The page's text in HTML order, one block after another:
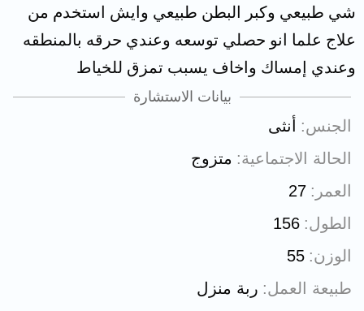
شي طبيعي وكبر البطن طبيعي وايش استخدم من
علاج علما انو حصلي توسعه وعندي حرقه بالمنطقه
وعندي إمساك واخاف يسبب تمزق للخياط
بيانات الاستشارة
الجنس
أنثى
الحالة الاجتماعية
متزوج
العمر
27
الطول 156
الوزن 55
طبيعة العمل ربة منزل